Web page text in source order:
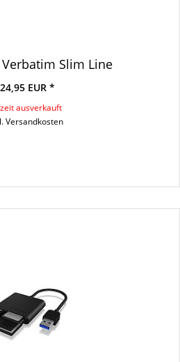
Verbatim Slim Line
EUR *
ausverkauft
Versandkosten